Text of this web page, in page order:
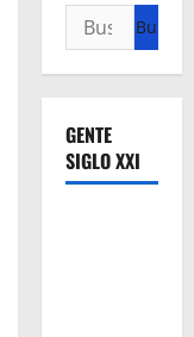
Buscar:
GENTE
SIGLO XXI